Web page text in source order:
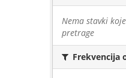
Nema stavki
pretrage
Frekvencija